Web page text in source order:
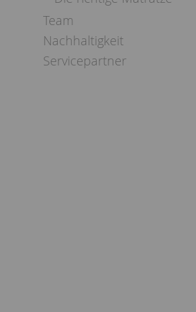
Team
Nachhaltigkeit
Servicepartner